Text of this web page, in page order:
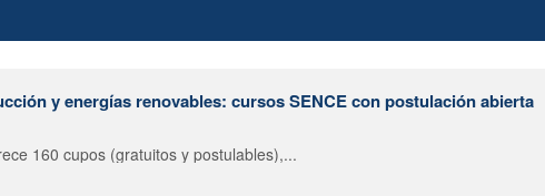
y energías renovables: cursos SENCE con postulación abierta
160 cupos (gratuitos y postulables),...